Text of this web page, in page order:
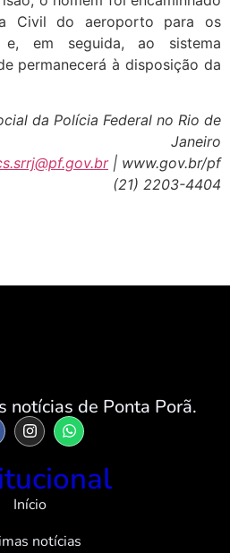
Civil do aeroporto para os
e, em seguida, ao sistema
permanecerá à disposição da
da Polícia Federal no Rio de
Janeiro
| www.gov.br/pf
(21) 2203-4404
notícias de Ponta Porã.
Início
notícias